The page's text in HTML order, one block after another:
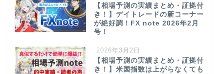
【相場予測の実績まとめ・証拠付
き！】デイトレードの新コーナー
が絶好調！FX note 2026年2月
号！
2026年3月2日
【相場予測の実績まとめ・証拠付
き！】米国指数は上がらなくても